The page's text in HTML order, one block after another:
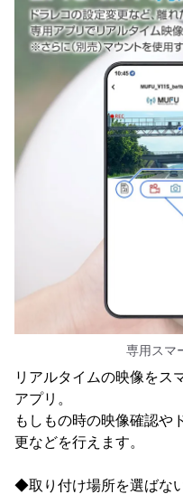
専用スマ
リアルタイムの映像をス
アプリ。
もしもの時の映像確認や
更などを行えます。
◆取り付け場所を選ばな